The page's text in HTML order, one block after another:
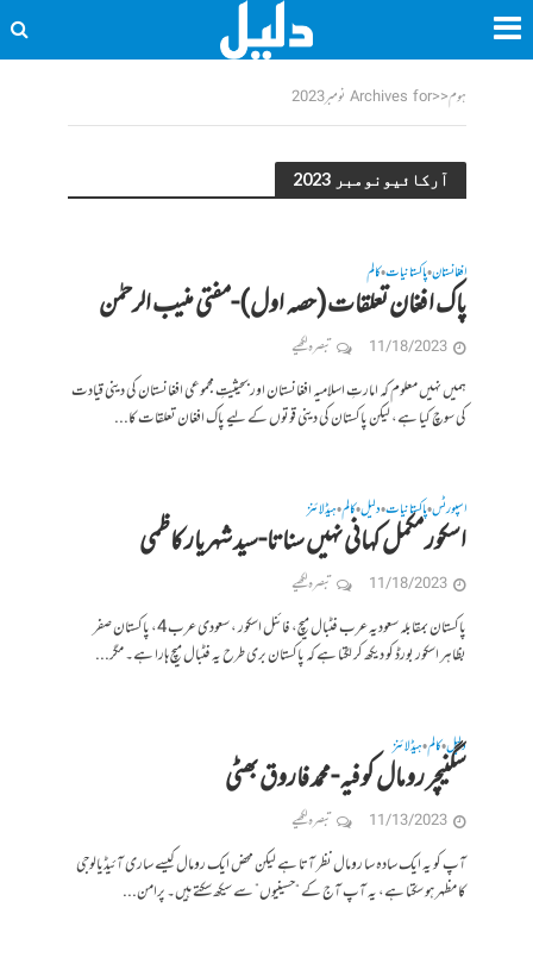
ہوم<<Archives for نومبر 2023
آرکائیونومبر 2023
افغانستان•پاکستانیات•کالم
پاک افغان تعلقات(حصہ اول)-مفتی منیب الرحمٰن
11/18/2023 تبصرہ لکھیے
ہمیں نہیں معلوم کہ امارتِ اسلامیہ افغانستان اور بحیثیتِ مجموعی افغانستان کی دینی قیادت
کی سوچ کیا ہے، لیکن پاکستان کی دینی قوتوں کے لیے پاک افغان تعلقات کا...
اسپورٹس•پاکستانیات•دلیل•کالم•ہیڈلائنز
اسکور مکمل کہانی نہیں سناتا-سید شہریار کاظمی
11/18/2023 تبصرہ لکھیے
پاکستان بمقابلہ سعودیہ عرب فٹبال میچ، فائنل اسکور ، سعودی عرب 4، پاکستان صفر
بظاہر اسکور بورڈ کو دیکھ کر لگتا ہے کہ پاکستان بری طرح یہ فٹبال میچ ہارا ہے۔ مگر...
دلیل•کالم•ہیڈلائنز
سگنیچر رومال کوفیہ-محمد فاروق بھٹی
11/13/2023 تبصرہ لکھیے
آپ کو یہ ایک سادہ سا رومال نظر آتا ہے لیکن محض ایک رومال کیسے ساری آئیڈیالوجی
کا مظہر ہو سکتا ہے، یہ آپ آج کے “حسینیوں” سے سیکھ سکتے ہیں۔ پرامن...